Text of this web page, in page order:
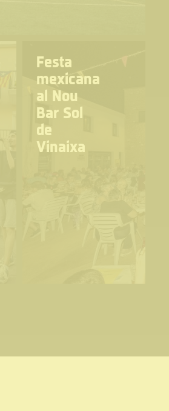
Festa
mexicana
al Nou
Bar Sol
de
Vinaixa